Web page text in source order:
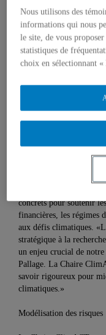
Une inondation à
(ClimACT), qui vise à
concrets pour soutenir
financières, les régimes
aux défis climatiques.
stratégique à la
un enjeu crucial de
Pallage. La Chaire
savoir rigoureux pour
climatiques.»
Modélisation des risques
Nous utilisons des
informations qui nous
le site, de vous
statistiques de
choix en sélectionnant «